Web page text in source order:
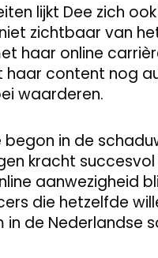
lijkt Dee zich
zichtbaar van
haar online
content nog
waarderen.
begon in de
kracht
aanwezigheid
die hetzelfde
de Nederlandse